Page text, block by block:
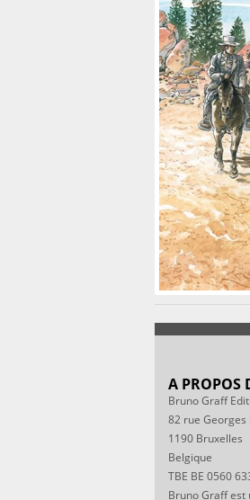
A PROPOS
Bruno Graff
82 rue Georges
1190 Bruxelles
Belgique
TBE BE 0560
Bruno Graff est